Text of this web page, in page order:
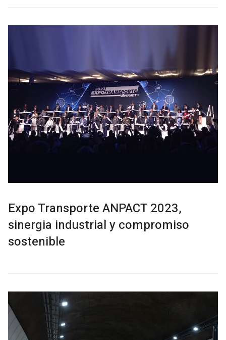
Expo Transporte ANPACT 2023,
sinergia industrial y compromiso
sostenible